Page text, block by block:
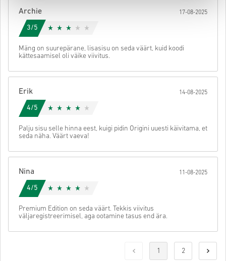
Archie 17-08-2025
3/5
Mäng on suurepärane, lisasisu on seda väärt, kuid koodi
kättesaamisel oli väike viivitus.
Erik 14-08-2025
4/5
Palju sisu selle hinna eest, kuigi pidin Origini uuesti käivitama, et
seda näha. Väärt vaeva!
Nina 11-08-2025
4/5
Premium Edition on seda väärt. Tekkis viivitus
väljaregistreerimisel, aga ootamine tasus end ära.
1 2